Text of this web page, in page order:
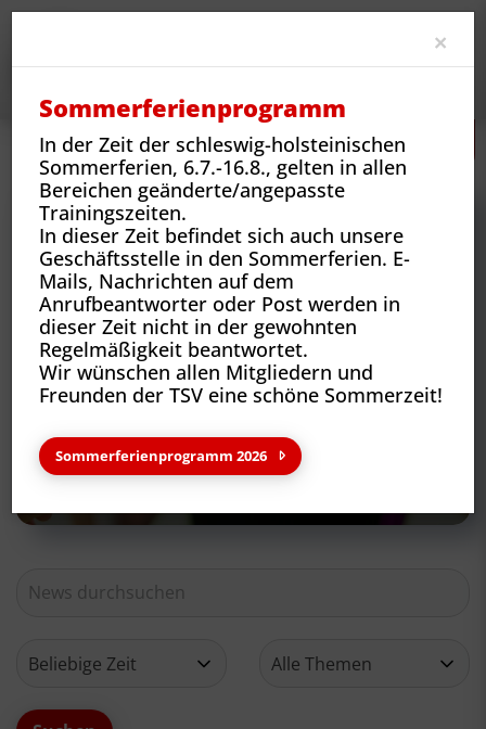
Neues Vereins-News Mach mit bei den 2. Damen!
Neues aus deinem Verein
×
Sommerferienprogramm
In der Zeit der schleswig-holsteinischen
Sommerferien, 6.7.-16.8., gelten in allen
Bereichen geänderte/angepasste
Trainingszeiten.
In dieser Zeit befindet sich auch unsere
Geschäftsstelle in den Sommerferien. E-
Mails, Nachrichten auf dem
Anrufbeantworter oder Post werden in
dieser Zeit nicht in der gewohnten
Regelmäßigkeit beantwortet.
Wir wünschen allen Mitgliedern und
Freunden der TSV eine schöne Sommerzeit!
Sommerferienprogramm 2026